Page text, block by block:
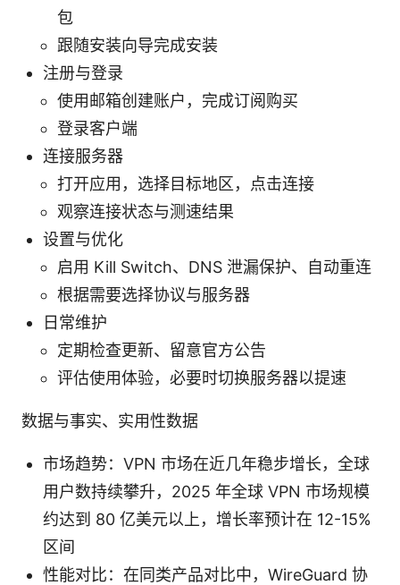
包
跟随安装向导完成安装
注册与登录
使用邮箱创建账户，完成订阅购买
登录客户端
连接服务器
打开应用，选择目标地区，点击连接
观察连接状态与测速结果
设置与优化
启用 Kill Switch、DNS 泄漏保护、自动重连
根据需要选择协议与服务器
日常维护
定期检查更新、留意官方公告
评估使用体验，必要时切换服务器以提速
数据与事实、实用性数据
市场趋势：VPN 市场在近几年稳步增长，全球
用户数持续攀升，2025 年全球 VPN 市场规模
约达到 80 亿美元以上，增长率预计在 12-15%
区间
性能对比：在同类产品对比中，WireGuard 协